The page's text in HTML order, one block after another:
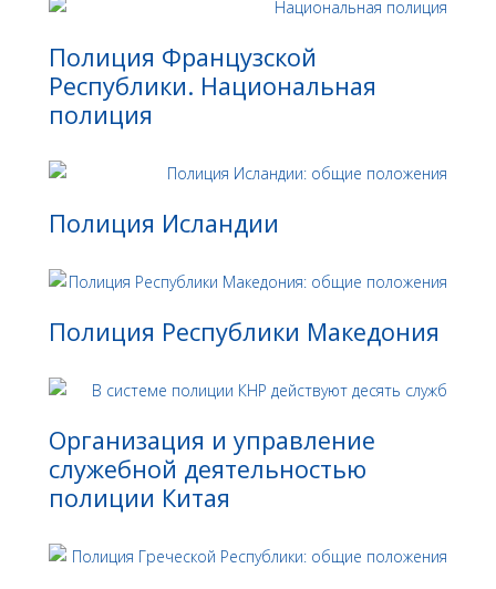
Полиция Французской
Республики. Национальная
полиция
Полиция Исландии
Полиция Республики Македония
Организация и управление
служебной деятельностью
полиции Китая